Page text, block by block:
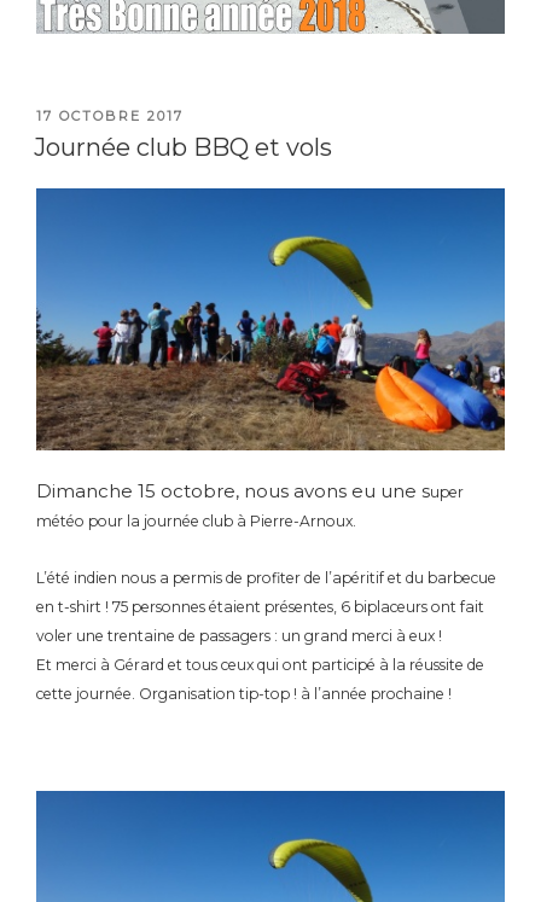
PUBLIÉ
LE
17 OCTOBRE 2017
Journée club BBQ et vols
Dimanche 15 octobre, nous avons eu une super
météo pour la journée club à Pierre-Arnoux.
L’été indien nous a permis de profiter de l’apéritif et du barbecue
en t-shirt ! 75 personnes étaient présentes, 6 biplaceurs ont fait
voler une trentaine de passagers : un grand merci à eux !
Et merci à Gérard et tous ceux qui ont participé à la réussite de
cette journée. Organisation tip-top ! à l’année prochaine !